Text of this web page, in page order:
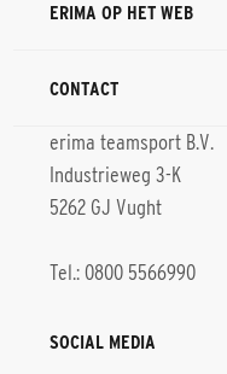
ERIMA OP HET WEB
CONTACT
erima teamsport B.V.
Industrieweg 3-K
5262 GJ Vught
Tel.: 0800 5566990
SOCIAL MEDIA